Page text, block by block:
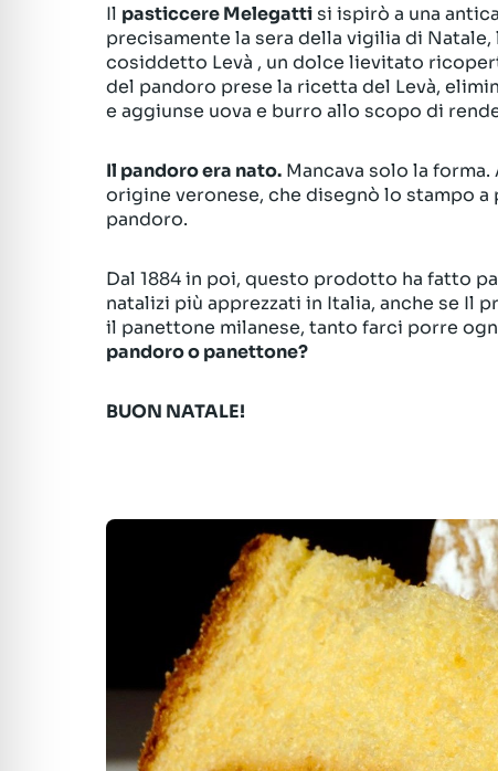
Il pasticcere Melegatti si ispirò a una
precisamente la sera della vigilia di
cosiddetto Levà , un dolce lievitato
del pandoro prese la ricetta del Levà,
e aggiunse uova e burro allo scopo di
Il pandoro era nato. Mancava solo la
origine veronese, che disegnò lo stampo a
pandoro.
Dal 1884 in poi, questo prodotto ha fatto
natalizi più apprezzati in Italia, anche se Il
il panettone milanese, tanto farci porre
pandoro o panettone?
BUON NATALE!